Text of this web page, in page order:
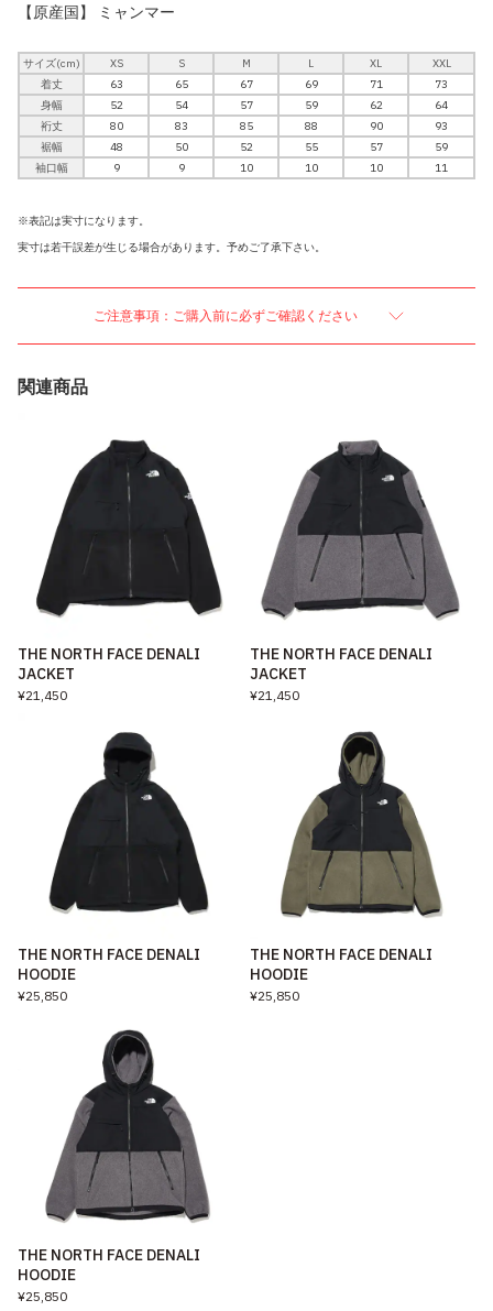
【原産国】 ミャンマー
サイズ(cm) XS S M L XL
XXL
着丈
63 65 67 69 71
73
身幅
52 54 57 59 62
64
裄丈
80 83 85 88 90
93
裾幅
48 50 52 55 57
59
袖口幅
9 9 10 10 10 11
※表記は実寸になります。
実寸は若干誤差が生じる場合があります。予めご了承下さい。
ご注意事項：ご購入前に必ずご確認ください
関連商品
THE NORTH FACE DENALI
JACKET
¥21,450
THE NORTH FACE DENALI
JACKET
¥21,450
THE NORTH FACE DENALI
HOODIE
¥25,850
THE NORTH FACE DENALI
HOODIE
¥25,850
THE NORTH FACE DENALI
HOODIE
¥25,850